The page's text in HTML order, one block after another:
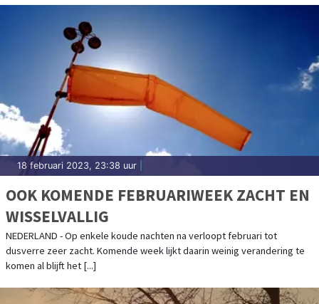
18 februari 2023, 23:38 uur
OOK KOMENDE FEBRUARIWEEK ZACHT EN
WISSELVALLIG
NEDERLAND - Op enkele koude nachten na verloopt februari tot
dusverre zeer zacht. Komende week lijkt daarin weinig verandering te
komen al blijft het [...]